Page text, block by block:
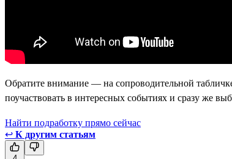
Обратите внимание — на сопроводительной
поучаствовать в интересных событиях и сразу же
Найти подработку прямо сейчас
↩ К другим статьям